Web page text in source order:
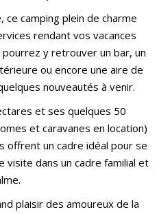
ce camping plein de charme
rendant vos vacances
y retrouver un bar, un
ou encore une aire de
nouveautés à venir.
et ses quelques 50
et caravanes en location)
offrent un cadre idéal pour se
visite dans un cadre familial et
.
plaisir des amoureux de la